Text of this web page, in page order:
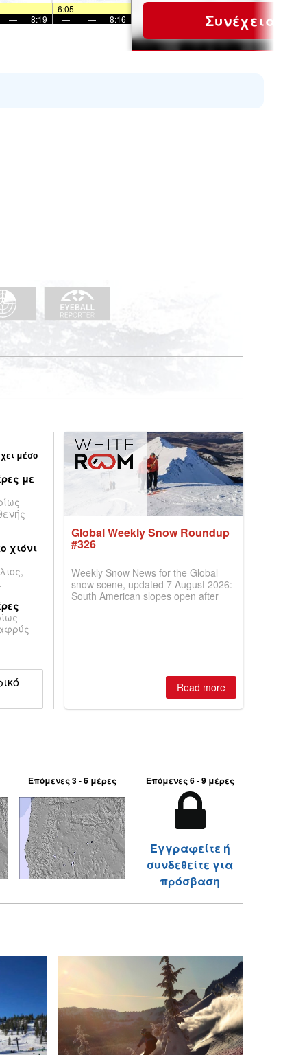
— — 6:05 —
—
— 8:19 — — 8:16 Συνέχεια
μέσο
με
χιόνι
Global Weekly Snow Roundup
#326
Weekly Snow News for the Global
snow scene, updated 7 August 2026:
South American slopes open after
Read more
Επόμενες 3 - 6 μέρες Επόμενες 6 - 9 μέρες
Εγγραφείτε ή
συνδεθείτε για
πρόσβαση